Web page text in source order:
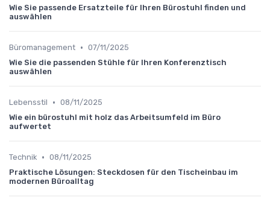
Wie Sie passende Ersatzteile für Ihren Bürostuhl finden und
auswählen
Büromanagement • 07/11/2025
Wie Sie die passenden Stühle für Ihren Konferenztisch
auswählen
Lebensstil • 08/11/2025
Wie ein bürostuhl mit holz das Arbeitsumfeld im Büro
aufwertet
Technik • 08/11/2025
Praktische Lösungen: Steckdosen für den Tischeinbau im
modernen Büroalltag